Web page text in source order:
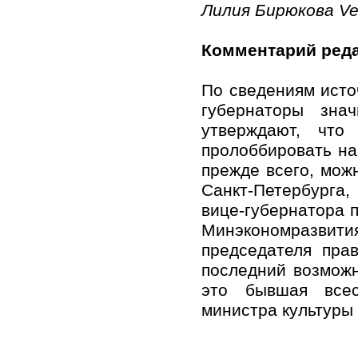
Лилия Бирюкова
Комментарий
По сведениям
губернаторы
утверждают,
пролоббировать
прежде всего,
Санкт-
вице-губернатора
председателя
последний
это бывшая
министра культуры